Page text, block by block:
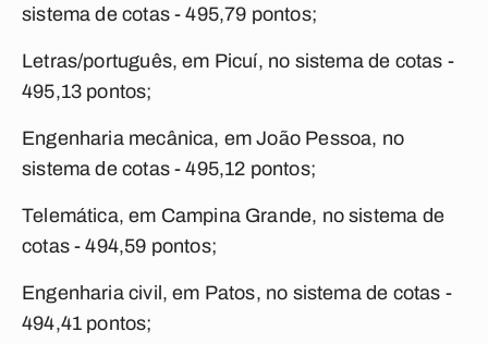
sistema de cotas - 495,79 pontos;
Letras/português, em Picuí, no sistema de cotas -
495,13 pontos;
Engenharia mecânica, em João Pessoa, no
sistema de cotas - 495,12 pontos;
Telemática, em Campina Grande, no sistema de
cotas - 494,59 pontos;
Engenharia civil, em Patos, no sistema de cotas -
494,41 pontos;